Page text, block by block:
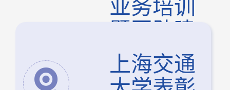
业务培训
设专题会
议
上海交通